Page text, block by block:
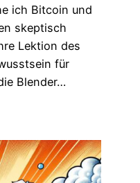
ich Bitcoin und
skeptisch
Lektion des
für
Blender…